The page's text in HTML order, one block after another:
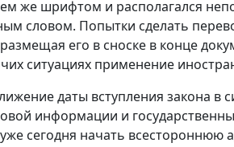
же шрифтом и располагался
словом. Попытки сделать
его в сноске в конце
ситуациях применение
даты вступления закона в
информации и
сегодня начать всестороннюю